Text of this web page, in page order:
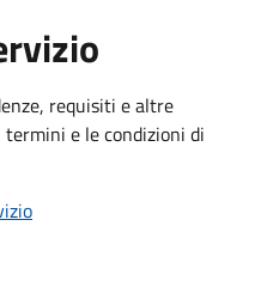
requisiti e altre
e le condizioni di